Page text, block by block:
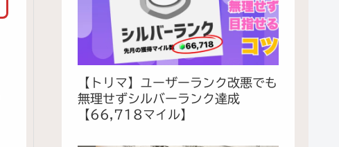
【トリマ】ユーザーランク改悪でも
無理せずシルバーランク達成
【66,718マイル】